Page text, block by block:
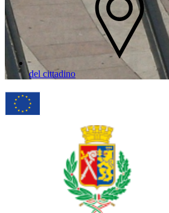
del cittadino